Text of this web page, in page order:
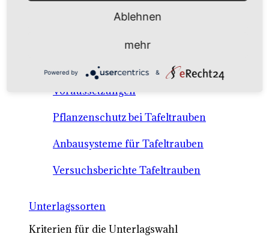
Anbausysteme & Recht
Tafeltrauben A-Z Sortenbeschreibungen
Tafeltraubenanbau - rechtliche
Voraussetzungen
Pflanzenschutz bei Tafeltrauben
Anbausysteme für Tafeltrauben
Versuchsberichte Tafeltrauben
Unterlagssorten
Kriterien für die Unterlagswahl
Ablehnen
mehr
Powered by &